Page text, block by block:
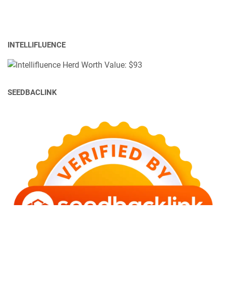
INTELLIFLUENCE
SEEDBACLINK